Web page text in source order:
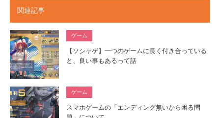
関連記事
ゲーム
【ソシャゲ】一つのゲームに長く付き合っている
と、良い事もあるって話
ゲーム
スマホゲームの「エンディング無いから困る問